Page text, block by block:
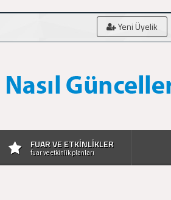
Yeni Üyelik
FUAR VE ETKİNLİKLER
fuar ve etkinlik planları